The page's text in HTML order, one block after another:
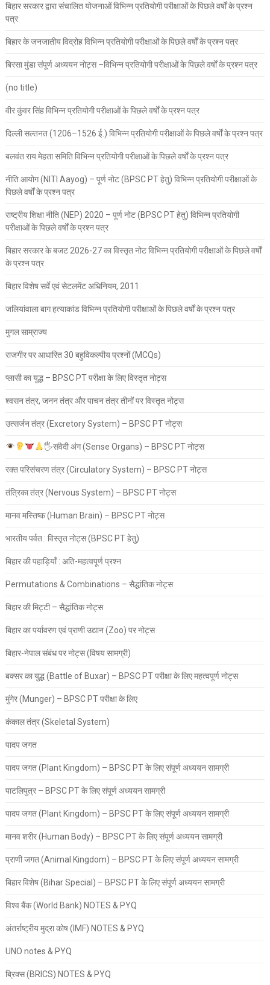
बिहार सरकार द्वारा संचालित योजनाओं विभिन्न प्रतियोगी परीक्षाओं के पिछले वर्षों के प्रश्न
पत्र
बिहार के जनजातीय विद्रोह विभिन्न प्रतियोगी परीक्षाओं के पिछले वर्षों के प्रश्न पत्र
बिरसा मुंडा संपूर्ण अध्ययन नोट्स –विभिन्न प्रतियोगी परीक्षाओं के पिछले वर्षों के प्रश्न पत्र
(no title)
वीर कुंवर सिंह विभिन्न प्रतियोगी परीक्षाओं के पिछले वर्षों के प्रश्न पत्र
दिल्ली सल्तनत (1206–1526 ई.) विभिन्न प्रतियोगी परीक्षाओं के पिछले वर्षों के प्रश्न पत्र
बलवंत राय मेहता समिति विभिन्न प्रतियोगी परीक्षाओं के पिछले वर्षों के प्रश्न पत्र
नीति आयोग (NITI Aayog) – पूर्ण नोट (BPSC PT हेतु) विभिन्न प्रतियोगी परीक्षाओं के
पिछले वर्षों के प्रश्न पत्र
राष्ट्रीय शिक्षा नीति (NEP) 2020 – पूर्ण नोट (BPSC PT हेतु) विभिन्न प्रतियोगी
परीक्षाओं के पिछले वर्षों के प्रश्न पत्र
बिहार सरकार के बजट 2026-27 का विस्तृत नोट विभिन्न प्रतियोगी परीक्षाओं के पिछले वर्षों
के प्रश्न पत्र
बिहार विशेष सर्वे एवं सेटलमेंट अधिनियम, 2011
जलियांवाला बाग हत्याकांड विभिन्न प्रतियोगी परीक्षाओं के पिछले वर्षों के प्रश्न पत्र
मुगल साम्राज्य
राजगीर पर आधारित 30 बहुविकल्पीय प्रश्नों (MCQs)
प्लासी का युद्ध – BPSC PT परीक्षा के लिए विस्तृत नोट्स
श्वसन तंत्र, जनन तंत्र और पाचन तंत्र तीनों पर विस्तृत नोट्स
उत्सर्जन तंत्र (Excretory System) – BPSC PT नोट्स
🖐संवेदी अंग (Sense Organs) – BPSC PT नोट्स
रक्त परिसंचरण तंत्र (Circulatory System) – BPSC PT नोट्स
तंत्रिका तंत्र (Nervous System) – BPSC PT नोट्स
मानव मस्तिष्क (Human Brain) – BPSC PT नोट्स
भारतीय पर्वत : विस्तृत नोट्स (BPSC PT हेतु)
बिहार की पहाड़ियाँ : अति-महत्वपूर्ण प्रश्न
Permutations & Combinations – सैद्धांतिक नोट्स
बिहार की मिट्टी – सैद्धांतिक नोट्स
बिहार का पर्यावरण एवं प्राणी उद्यान (Zoo) पर नोट्स
बिहार-नेपाल संबंध पर नोट्स (विषय सामग्री)
बक्सर का युद्ध (Battle of Buxar) – BPSC PT परीक्षा के लिए महत्वपूर्ण नोट्स
मुंगेर (Munger) – BPSC PT परीक्षा के लिए
कंकाल तंत्र (Skeletal System)
पादप जगत
पादप जगत (Plant Kingdom) – BPSC PT के लिए संपूर्ण अध्ययन सामग्री
पाटलिपुत्र – BPSC PT के लिए संपूर्ण अध्ययन सामग्री
पादप जगत (Plant Kingdom) – BPSC PT के लिए संपूर्ण अध्ययन सामग्री
मानव शरीर (Human Body) – BPSC PT के लिए संपूर्ण अध्ययन सामग्री
प्राणी जगत (Animal Kingdom) – BPSC PT के लिए संपूर्ण अध्ययन सामग्री
बिहार विशेष (Bihar Special) – BPSC PT के लिए संपूर्ण अध्ययन सामग्री
विश्व बैंक (World Bank) NOTES & PYQ
अंतर्राष्ट्रीय मुद्रा कोष (IMF) NOTES & PYQ
UNO notes & PYQ
ब्रिक्स (BRICS) NOTES & PYQ